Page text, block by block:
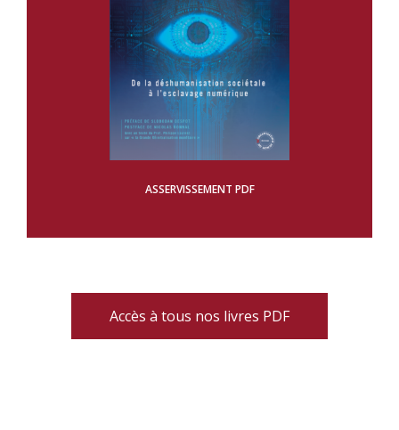
ASSERVISSEMENT PDF
Accès à tous nos livres PDF